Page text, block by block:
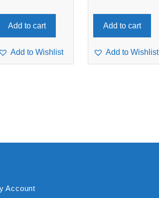
Add to cart
Add to Wishlist
Add to cart
Add to Wishlist
Account